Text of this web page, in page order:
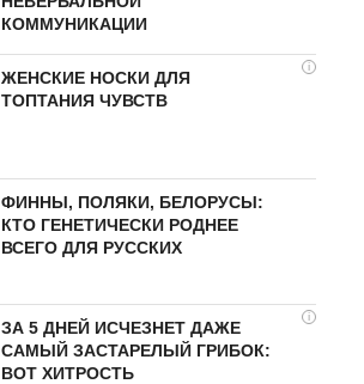
КОММУНИКАЦИИ
i
ЖЕНСКИЕ НОСКИ ДЛЯ
ТОПТАНИЯ ЧУВСТВ
ФИННЫ, ПОЛЯКИ, БЕЛОРУСЫ:
КТО ГЕНЕТИЧЕСКИ РОДНЕЕ
ВСЕГО ДЛЯ РУССКИХ
i
ЗА 5 ДНЕЙ ИСЧЕЗНЕТ ДАЖЕ
САМЫЙ ЗАСТАРЕЛЫЙ ГРИБОК:
ВОТ ХИТРОСТЬ